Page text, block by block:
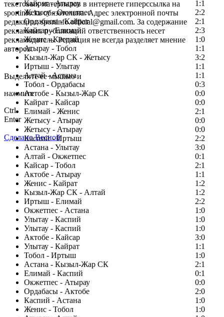
Кайрат - Атырау
1:1
Жетысу - Окжетпес
2:2
Ордабасы - Кайрат
2:1
Кайсар - Елимай
2:3
Женис - Каспий
1:0
Атырау - Тобол
1:1
Кызыл-Жар СК - Жетысу
3:2
Иртыш - Улытау
1:1
Алтай - Астана
1:1
Тобол - Ордабасы
0:3
Актобе - Кызыл-Жар СК
0:0
Кайрат - Кайсар
0:0
Елимай - Женис
2:1
Жетысу - Атырау
0:0
Жетысу - Атырау
0:0
Каспий - Иртыш
2:2
Астана - Улытау
3:0
Алтай - Окжетпес
0:1
Кайсар - Тобол
2:1
Актобе - Атырау
1:1
Женис - Кайрат
1:2
Кызыл-Жар СК - Алтай
1:2
Иртыш - Елимай
2:2
Окжетпес - Астана
1:0
Улытау - Каспий
1:0
Улытау - Каспий
1:0
Актобе - Кайсар
3:0
Улытау - Кайрат
1:1
Тобол - Иртыш
1:0
Астана - Кызыл-Жар СК
2:1
Елимай - Каспий
0:1
Окжетпес - Атырау
0:0
Ордабасы - Актобе
2:0
Каспий - Астана
1:0
Женис - Тобол
1:0
текстовых материалов в интернете гиперссылка на
sportinfo.kz обязательна. Адрес электронной почты
редакции: sportinfo.official@gmail.com. За содержание
рекламных публикаций ответственность несет
рекламодатель. Редакция не всегда разделяет мнение
авторов.
Заметили ошибку в тексте?
Выделите ее мышью и
нажмите
Ctrl
Enter
Сделано Весной